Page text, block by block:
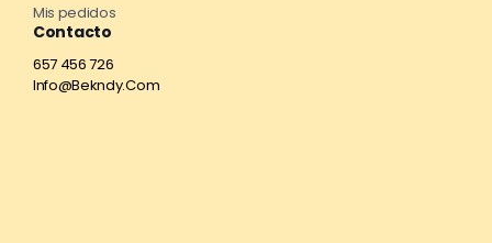
Mis pedidos
Contacto
657 456 726
Info@Bekndy.Com